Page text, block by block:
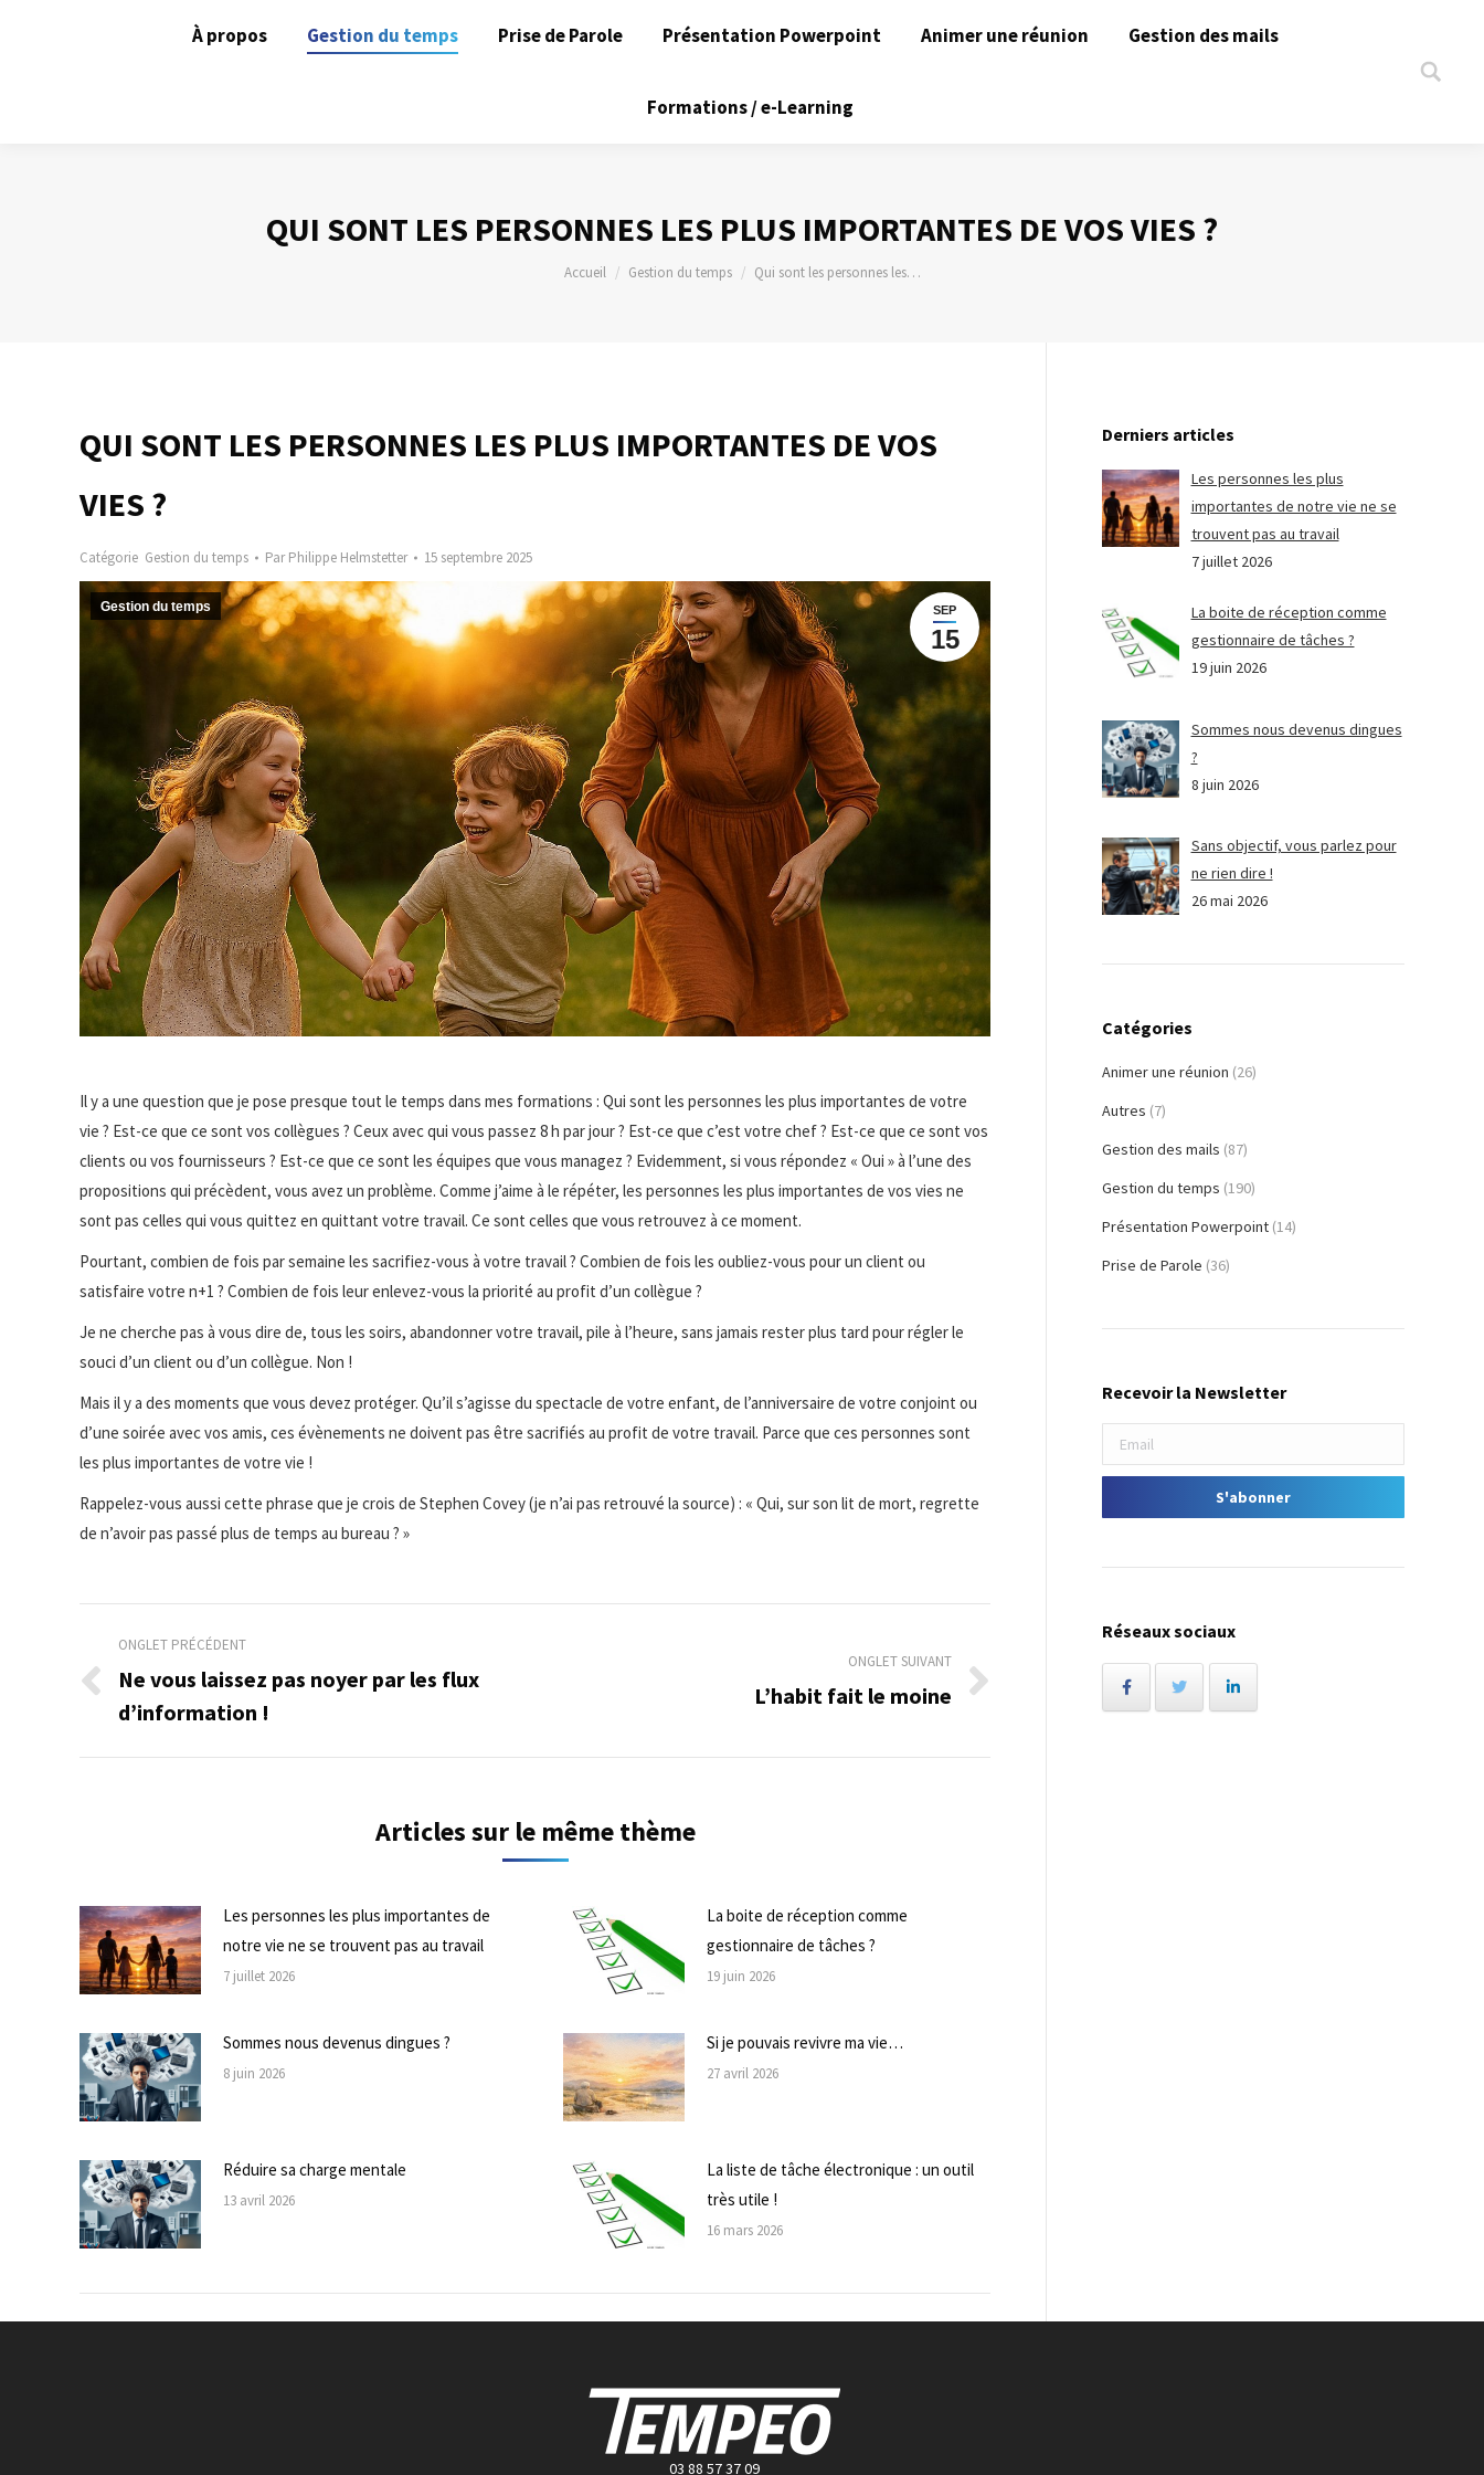
À propos Gestion du temps Prise de Parole Présentation Powerpoint Animer une réunion Gestion des mails
Formations / e-Learning
Search:
QUI SONT LES PERSONNES LES PLUS IMPORTANTES DE VOS VIES ?
Vous êtes ici :
Accueil Gestion du temps Qui sont les personnes les…
QUI SONT LES PERSONNES LES PLUS IMPORTANTES DE VOS
VIES ?
Catégorie Gestion du temps ParPhilippe Helmstetter 15 septembre 2025
SEP
15
Gestion du temps
Il y a une question que je pose presque tout le temps dans mes formations : Qui sont les personnes les plus importantes de votre
vie ? Est-ce que ce sont vos collègues ? Ceux avec qui vous passez 8 h par jour ? Est-ce que c’est votre chef ? Est-ce que ce sont vos
clients ou vos fournisseurs ? Est-ce que ce sont les équipes que vous managez ? Evidemment, si vous répondez « Oui » à l’une des
propositions qui précèdent, vous avez un problème. Comme j’aime à le répéter, les personnes les plus importantes de vos vies ne
sont pas celles qui vous quittez en quittant votre travail. Ce sont celles que vous retrouvez à ce moment.
Pourtant, combien de fois par semaine les sacrifiez-vous à votre travail ? Combien de fois les oubliez-vous pour un client ou
satisfaire votre n+1 ? Combien de fois leur enlevez-vous la priorité au profit d’un collègue ?
Je ne cherche pas à vous dire de, tous les soirs, abandonner votre travail, pile à l’heure, sans jamais rester plus tard pour régler le
souci d’un client ou d’un collègue. Non !
Mais il y a des moments que vous devez protéger. Qu’il s’agisse du spectacle de votre enfant, de l’anniversaire de votre conjoint ou
d’une soirée avec vos amis, ces évènements ne doivent pas être sacrifiés au profit de votre travail. Parce que ces personnes sont
les plus importantes de votre vie !
Rappelez-vous aussi cette phrase que je crois de Stephen Covey (je n’ai pas retrouvé la source) : « Qui, sur son lit de mort, regrette
de n’avoir pas passé plus de temps au bureau ? »
Navigation
de
commentaire
ONGLET PRÉCÉDENT
Onglet
précédent
Ne vous laissez pas noyer par les flux
d’information !
ONGLET SUIVANT
L’habit fait le moine
Articles sur le même thème
Les personnes les plus importantes de
notre vie ne se trouvent pas au travail
7 juillet 2026
La boite de réception comme
gestionnaire de tâches ?
19 juin 2026
Sommes nous devenus dingues ?
8 juin 2026
Si je pouvais revivre ma vie…
27 avril 2026
Réduire sa charge mentale
13 avril 2026
La liste de tâche électronique : un outil
très utile !
16 mars 2026
Derniers articles
Les personnes les plus
importantes de notre vie ne se
trouvent pas au travail
7 juillet 2026
La boite de réception comme
gestionnaire de tâches ?
19 juin 2026
Sommes nous devenus dingues
?
8 juin 2026
Sans objectif, vous parlez pour
ne rien dire !
26 mai 2026
Catégories
Animer une réunion (26)
Autres (7)
Gestion des mails (87)
Gestion du temps (190)
Présentation Powerpoint (14)
Prise de Parole (36)
Recevoir la Newsletter
Réseaux sociaux
03 88 57 37 09